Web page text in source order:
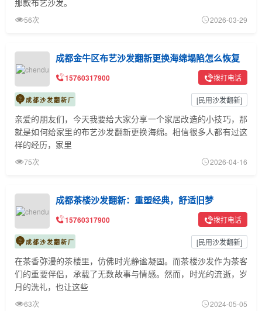
那款布艺沙发。
56次 2026-03-29
成都金牛区布艺沙发翻新更换海绵塌陷怎么恢复
15760317900 拨打电话
成都沙发翻新厂 [民用沙发翻新]
亲爱的朋友们，今天我要给大家分享一个家居改造的小技巧，那
就是如何给家里的布艺沙发翻新更换海绵。相信很多人都有过这
样的经历，家里
75次 2026-04-16
成都茶楼沙发翻新：重塑经典，舒适旧梦
15760317900 拨打电话
成都沙发翻新厂 [民用沙发翻新]
在茶香弥漫的茶楼里，仿佛时光静谧凝固。而茶楼沙发作为茶客
们的重要伴侣，承载了无数故事与情感。然而，时光的流逝，岁
月的洗礼，也让这些
63次 2024-05-05